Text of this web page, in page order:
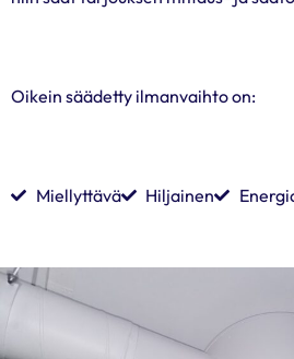
Oikein säädetty ilmanvaihto on:
Miellyttävä Hiljainen